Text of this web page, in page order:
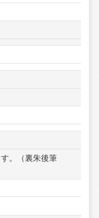
。（裏朱後筆